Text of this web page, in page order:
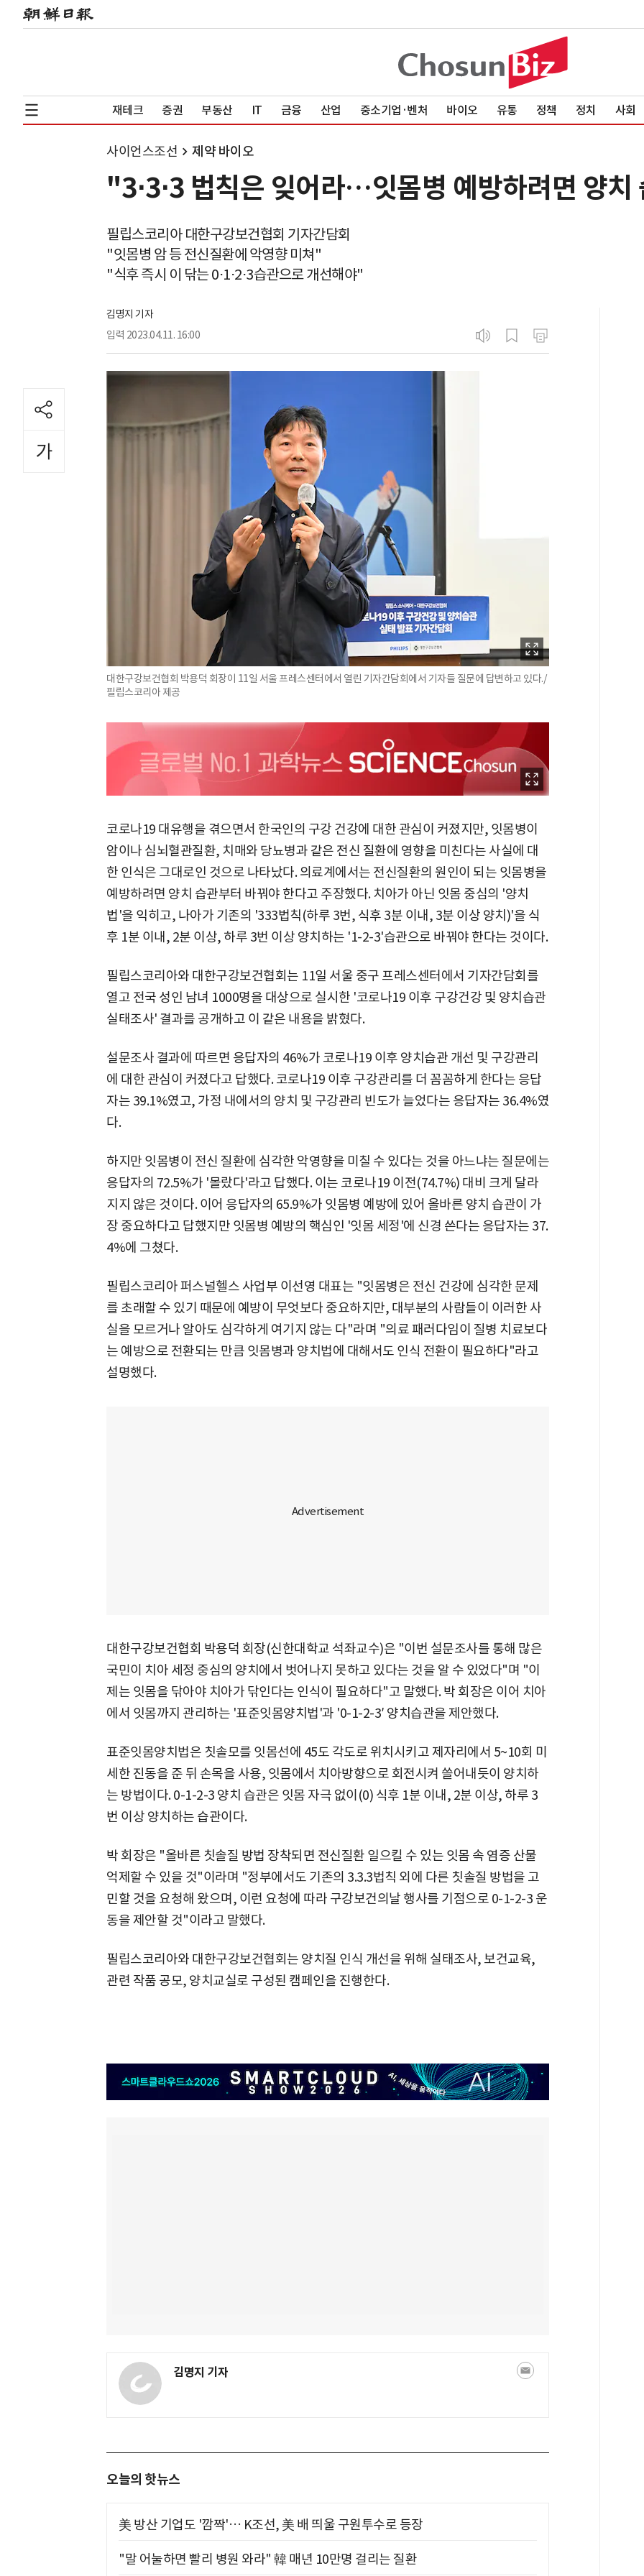
재테크 증권 부동산 IT 금융 산업 중소기업·벤처 바이오 유통 정책 정치 사회
사이언스조선 제약 바이오
"3⋅3⋅3 법칙은 잊어라…잇몸병 예방하려면 양
필립스코리아 대한구강보건협회 기자간담회
"잇몸병 암 등 전신질환에 악영향 미쳐"
"식후 즉시 이 닦는 0⋅1⋅2⋅3습관으로 개선해야"
김명지 기자
입력 2023.04.11. 16:00
대한구강보건협회 박용덕 회장이 11일 서울 프레스센터에서 열린 기자간담회에서 기자들 질문에 답변하고 있다./
필립스코리아 제공
코로나19 대유행을 겪으면서 한국인의 구강 건강에 대한 관심이 커졌지만, 잇몸병이
암이나 심뇌혈관질환, 치매와 당뇨병과 같은 전신 질환에 영향을 미친다는 사실에 대
한 인식은 그대로인 것으로 나타났다. 의료계에서는 전신질환의 원인이 되는 잇몸병을
예방하려면 양치 습관부터 바꿔야 한다고 주장했다. 치아가 아닌 잇몸 중심의 '양치
법'을 익히고, 나아가 기존의 '333법칙(하루 3번, 식후 3분 이내, 3분 이상 양치)'을 식
후 1분 이내, 2분 이상, 하루 3번 이상 양치하는 '1-2-3'습관으로 바꿔야 한다는 것이다.
필립스코리아와 대한구강보건협회는 11일 서울 중구 프레스센터에서 기자간담회를
열고 전국 성인 남녀 1000명을 대상으로 실시한 '코로나19 이후 구강건강 및 양치습관
실태조사' 결과를 공개하고 이 같은 내용을 밝혔다.
설문조사 결과에 따르면 응답자의 46%가 코로나19 이후 양치습관 개선 및 구강관리
에 대한 관심이 커졌다고 답했다. 코로나19 이후 구강관리를 더 꼼꼼하게 한다는 응답
자는 39.1%였고, 가정 내에서의 양치 및 구강관리 빈도가 늘었다는 응답자는 36.4%였
다.
하지만 잇몸병이 전신 질환에 심각한 악영향을 미칠 수 있다는 것을 아느냐는 질문에는
응답자의 72.5%가 '몰랐다'라고 답했다. 이는 코로나19 이전(74.7%) 대비 크게 달라
지지 않은 것이다. 이어 응답자의 65.9%가 잇몸병 예방에 있어 올바른 양치 습관이 가
장 중요하다고 답했지만 잇몸병 예방의 핵심인 '잇몸 세정'에 신경 쓴다는 응답자는 37.
4%에 그쳤다.
필립스코리아 퍼스널헬스 사업부 이선영 대표는 "잇몸병은 전신 건강에 심각한 문제
를 초래할 수 있기 때문에 예방이 무엇보다 중요하지만, 대부분의 사람들이 이러한 사
실을 모르거나 알아도 심각하게 여기지 않는 다"라며 "의료 패러다임이 질병 치료보다
는 예방으로 전환되는 만큼 잇몸병과 양치법에 대해서도 인식 전환이 필요하다"라고
설명했다.
대한구강보건협회 박용덕 회장(신한대학교 석좌교수)은 "이번 설문조사를 통해 많은
국민이 치아 세정 중심의 양치에서 벗어나지 못하고 있다는 것을 알 수 있었다"며 "이
제는 잇몸을 닦아야 치아가 닦인다는 인식이 필요하다"고 말했다. 박 회장은 이어 치아
에서 잇몸까지 관리하는 '표준잇몸양치법'과 '0-1-2-3′ 양치습관을 제안했다.
표준잇몸양치법은 칫솔모를 잇몸선에 45도 각도로 위치시키고 제자리에서 5~10회 미
세한 진동을 준 뒤 손목을 사용, 잇몸에서 치아방향으로 회전시켜 쓸어내듯이 양치하
는 방법이다. 0-1-2-3 양치 습관은 잇몸 자극 없이(0) 식후 1분 이내, 2분 이상, 하루 3
번 이상 양치하는 습관이다.
박 회장은 "올바른 칫솔질 방법 장착되면 전신질환 일으킬 수 있는 잇몸 속 염증 산물
억제할 수 있을 것"이라며 "정부에서도 기존의 3.3.3법칙 외에 다른 칫솔질 방법을 고
민할 것을 요청해 왔으며, 이런 요청에 따라 구강보건의날 행사를 기점으로 0-1-2-3 운
동을 제안할 것"이라고 말했다.
필립스코리아와 대한구강보건협회는 양치질 인식 개선을 위해 실태조사, 보건교육,
관련 작품 공모, 양치교실로 구성된 캠페인을 진행한다.
김명지 기자
오늘의 핫뉴스
美 방산 기업도 '깜짝'… K조선, 美 배 띄울 구원투수로 등장
"말 어눌하면 빨리 병원 와라" 韓 매년 10만명 걸리는 질환